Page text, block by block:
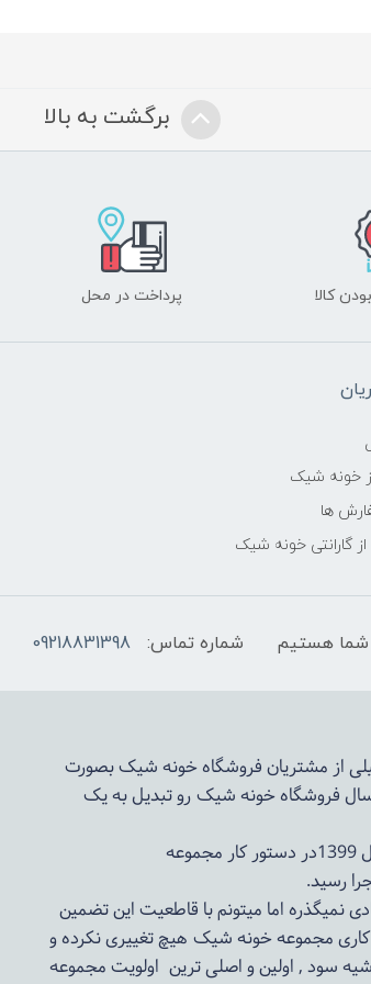
برگشت به بالا
کالا پرداخت در محل
خونه شیک
ها
گارانتی خونه شیک
شماره تماس: 09218831398
از مشتریان فروشگاه خونه شیک بصورت
فروشگاهخونه شیکرو تبدیل به یک
نمیگذره اما میتونم با قاطعیت این تضمین
مجموعهخونه شیک هیچ تغییری نکرده و
سود , اولین و اصلی ترین اولویت مجموعه